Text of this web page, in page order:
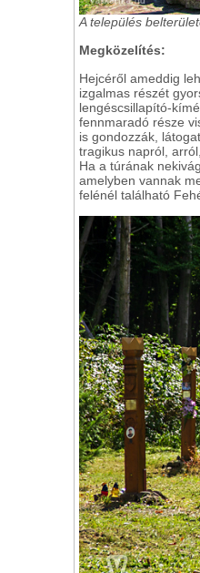
A település
Megközelítés:
Hejcéről ameddig
izgalmas részét
lengéscsillapító-
fennmaradó része
is gondozzák,
tragikus napról,
Ha a túrának
amelyben vannak
felénél található